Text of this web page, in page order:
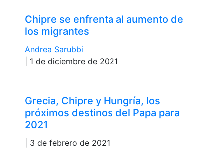
Chipre se enfrenta al aumento de
los migrantes
Andrea Sarubbi
| 1 de diciembre de 2021
Grecia, Chipre y Hungría, los
próximos destinos del Papa para
2021
| 3 de febrero de 2021